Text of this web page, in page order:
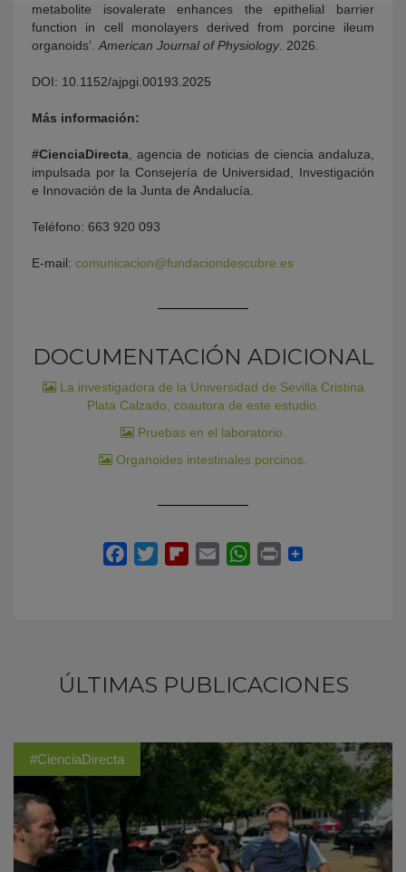
metabolite isovalerate enhances the epithelial barrier
function in cell monolayers derived from porcine ileum
organoids’. American Journal of Physiology. 2026.
DOI: 10.1152/ajpgi.00193.2025
Más información:
#CienciaDirecta , agencia de noticias de ciencia andaluza,
impulsada por la Consejería de Universidad, Investigación
e Innovación de la Junta de Andalucía.
Teléfono: 663 920 093
E-mail: comunicacion@fundaciondescubre.es
DOCUMENTACIÓN ADICIONAL
La investigadora de la Universidad de Sevilla Cristina
Plata Calzado, coautora de este estudio.
Pruebas en el laboratorio.
Organoides intestinales porcinos.
ÚLTIMAS PUBLICACIONES
#CienciaDirecta